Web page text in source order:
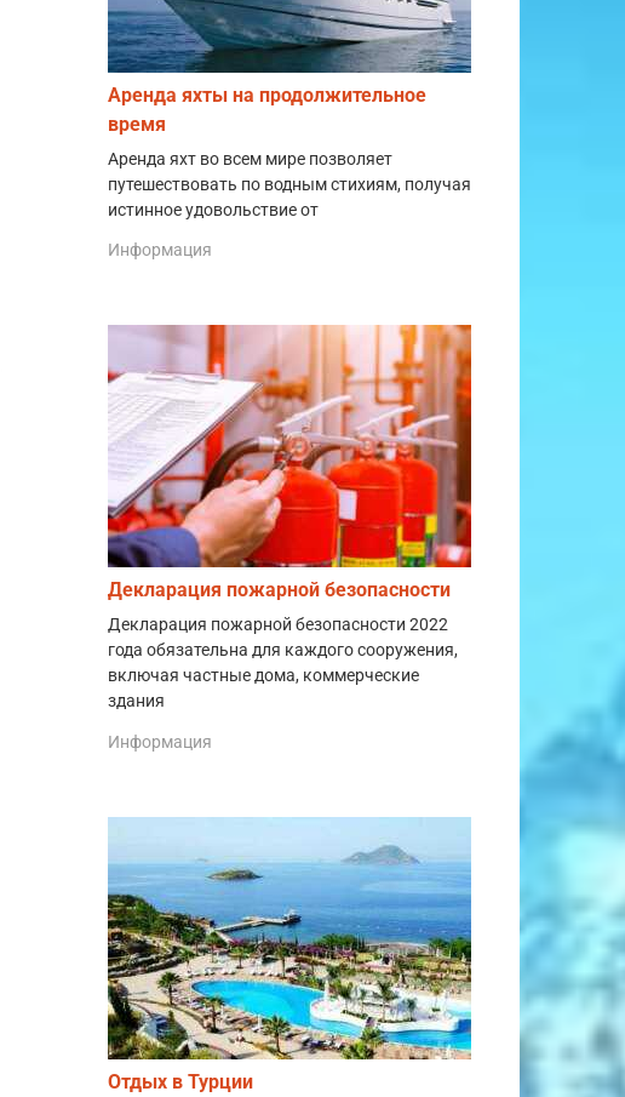
Аренда яхты на продолжительное
время
Аренда яхт во всем мире позволяет
путешествовать по водным стихиям, получая
истинное удовольствие от
Информация
Декларация пожарной безопасности
Декларация пожарной безопасности 2022
года обязательна для каждого сооружения,
включая частные дома, коммерческие
здания
Информация
Отдых в Турции